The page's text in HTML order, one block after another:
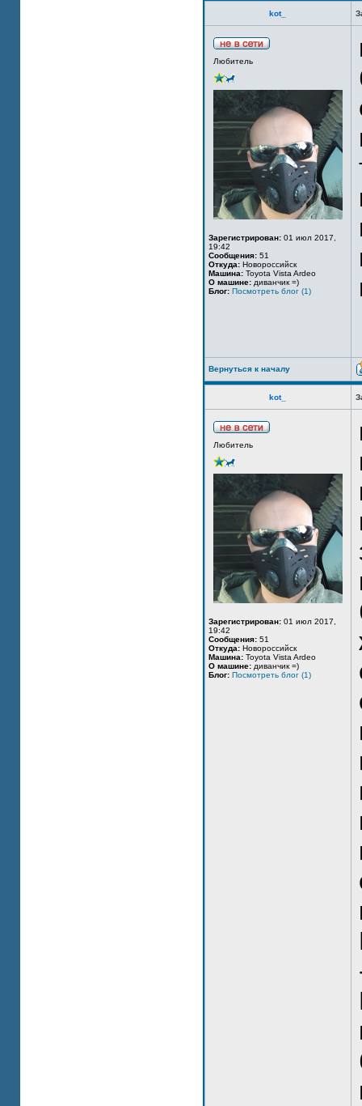
kot_
Любитель
Зарегистрирован: 01 июл 2017,
19:42
Сообщения: 51
Откуда: Новороссийск
Машина: Toyota Vista Ardeo
О машине: диванчик =)
Блог: Посмотреть блог (1)
Вернуться к началу
kot_
Любитель
Зарегистрирован: 01 июл 2017,
19:42
Сообщения: 51
Откуда: Новороссийск
Машина: Toyota Vista Ardeo
О машине: диванчик =)
Блог: Посмотреть блог (1)